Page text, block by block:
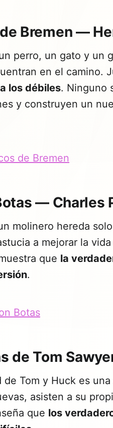
Bremen —
perro, un gato y
en el camino.
los débiles. Ninguno
y construyen un
de Bremen
— Charles
molinero hereda
a mejorar la
que la
.
Botas
de Tom
de Tom y Huck es
asisten a su
que los